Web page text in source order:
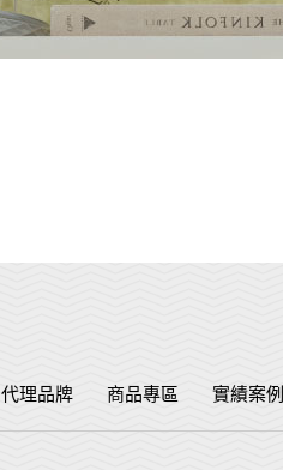
代理品牌 商品專區 實績案例